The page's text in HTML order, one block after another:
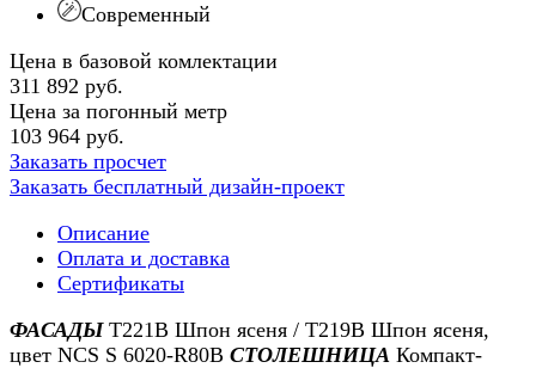
Современный
Цена в базовой комлектации
311 892 руб.
Цена за погонный метр
103 964 руб.
Заказать просчет
Заказать бесплатный дизайн-проект
Описание
Оплата и доставка
Сертификаты
ФАСАДЫТ221В Шпон ясеня / Т219В Шпон ясеня,
цвет NCS S 6020-R80B СТОЛЕШНИЦА Компакт-